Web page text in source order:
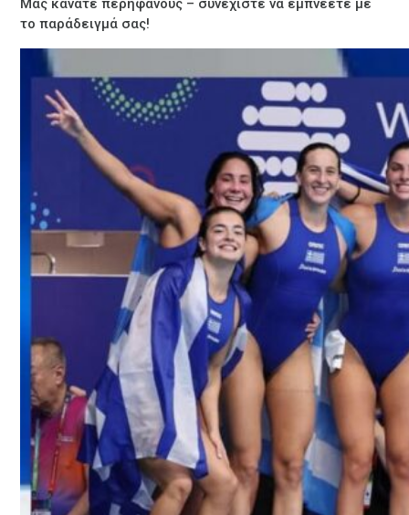
Μας κάνατε περήφανους – συνεχίστε να εμπνέετε με
το παράδειγμά σας!